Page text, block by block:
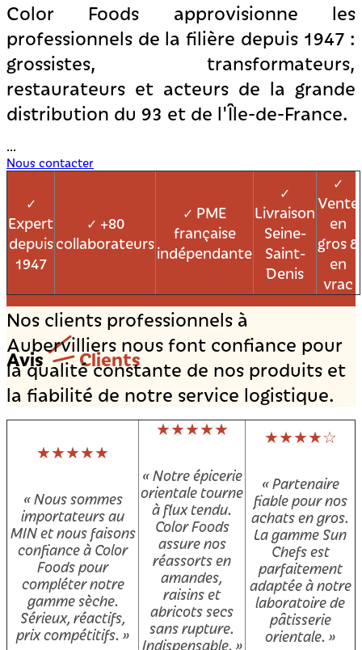
Color Foods approvisionne les
professionnels de la filière depuis 1947 :
grossistes, transformateurs,
restaurateurs et acteurs de la grande
distribution du 93 et de l'Île-de-France.
...
Nous contacter
✓
Expert
depuis
1947
✓ +80
collaborateurs
✓ PME
française
indépendante
✓
Livraison
Seine-
Saint-
Denis
✓
Vente
en
gros &
en
vrac
Avis Clients
Nos clients professionnels à
Aubervilliers nous font confiance pour
la qualité constante de nos produits et
la fiabilité de notre service logistique.
★★★★★
« Nous sommes
importateurs au
MIN et nous faisons
confiance à Color
Foods pour
compléter notre
gamme sèche.
Sérieux, réactifs,
prix compétitifs. »
★★★★★
« Notre épicerie
orientale tourne
à flux tendu.
Color Foods
assure nos
réassorts en
amandes,
raisins et
abricots secs
sans rupture.
Indispensable. »
★★★★☆
« Partenaire
fiable pour nos
achats en gros.
La gamme Sun
Chefs est
parfaitement
adaptée à notre
laboratoire de
pâtisserie
orientale. »